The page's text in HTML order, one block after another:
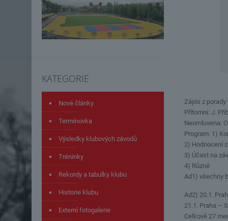
Zápis z porady
Přítomni: J.
Neomluvena:
Program: 1)
2) Hodnocení
3) Účast na
4) Různé
Ad1) všechny
Ad2) 20.1.
21.1. Praha –
Celkově 27
KATEGORIE
Nové články
Termínovka
Výsledky klubových závodů
Tréninky
Rekordy a tabulky klubu
Historie klubu
Externí fotogalerie